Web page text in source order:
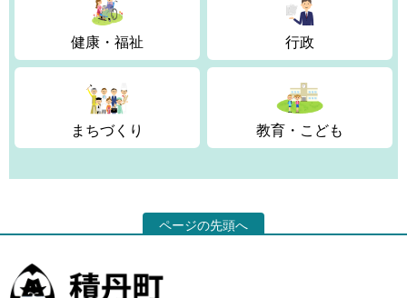
健康・福祉 行政
まちづくり 教育・こども
ページの先頭へ